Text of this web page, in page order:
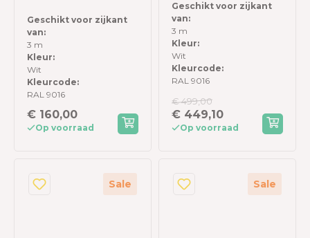
Geschikt voor zijkant
van:
3 m
Kleur:
Wit
Kleurcode:
RAL 9016
€ 160,00
Op voorraad
Horizontaal - 93 cm -
Voor 3 meter zijkant -
Wit
Geschikt voor zijkant
van:
3 m
Kleur:
Wit
Kleurcode:
RAL 9016
€ 449,10
€ 499,00
Op voorraad
Sale Sale